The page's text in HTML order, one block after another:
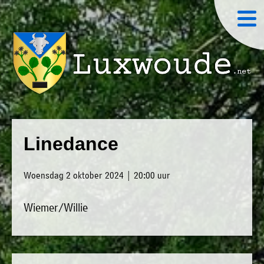
Linedance
Woensdag 2 oktober 2024 | 20:00 uur
Wiemer/Willie
»
Home
Nieuws
Agenda
»
Luxwoude.net
website@luxwoude.net
Plaatselijk
dit
moment
bestaat
het
bestuur